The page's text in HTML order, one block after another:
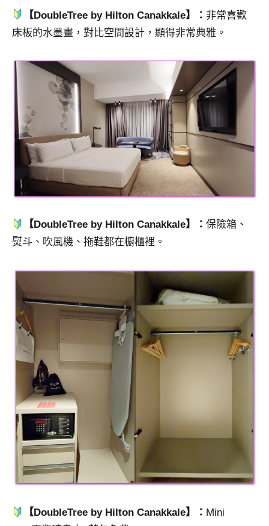
【DoubleTree by Hilton Canakkale】： 非常喜歡
床板的水墨畫，對比空間設計，顯得非常典雅。
【DoubleTree by Hilton Canakkale】：保險箱、
熨斗、吹風機、拖鞋都在櫥櫃裡。
【DoubleTree by Hilton Canakkale】： Mini